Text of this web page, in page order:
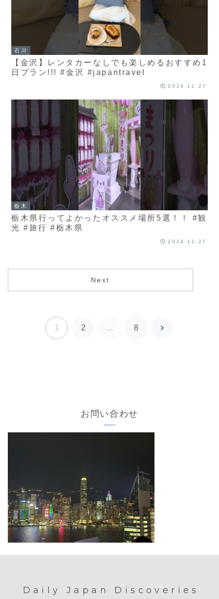
石川
【金沢】レンタカーなしでも楽しめるおすすめ1
日プラン!!! #金沢 #japantravel
2024.11.27
栃木
栃木県行ってよかったオススメ場所5選！！ #観
光 #旅行 #栃木県
2024.11.27
Next
1 2 … 8
次
お問い合わせ
Daily Japan Discoveries